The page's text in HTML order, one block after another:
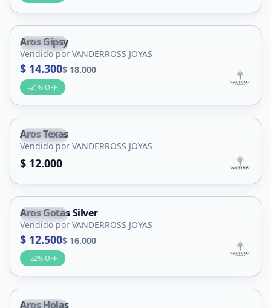
Capital
Aros Gipsy
Vendido por VANDERROSS JOYAS
$ 14.300$ 18.000
-21% OFF
Capital
Aros Texas
Vendido por VANDERROSS JOYAS
$ 12.000
Capital
Aros Gotas Silver
Vendido por VANDERROSS JOYAS
$ 12.500$ 16.000
-22% OFF
Aros Hojas